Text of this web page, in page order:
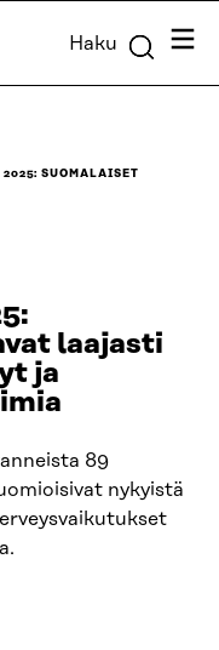
Haku
2025: SUOMALAISET
laajasti
ja
89
nykyistä